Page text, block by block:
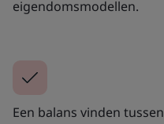
eigendomsmodellen.
Een balans vinden